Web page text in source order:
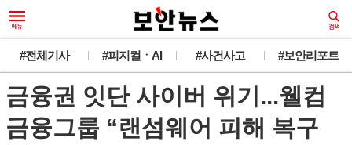
#전체기사 #피지컬ㆍAI #사건사고 #보안리포트
금융권 잇단 사이버 위기...웰컴
금융그룹 “랜섬웨어 피해 복구